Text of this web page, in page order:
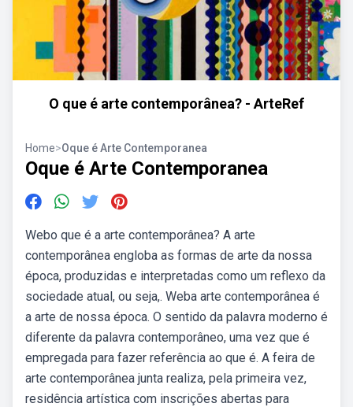
O que é arte contemporânea? - ArteRef
Home>Oque é Arte Contemporanea
Oque é Arte Contemporanea
Webo que é a arte contemporânea? A arte
contemporânea engloba as formas de arte da nossa
época, produzidas e interpretadas como um reflexo da
sociedade atual, ou seja,. Weba arte contemporânea é
a arte de nossa época. O sentido da palavra moderno é
diferente da palavra contemporâneo, uma vez que é
empregada para fazer referência ao que é. A feira de
arte contemporânea junta realiza, pela primeira vez,
residência artística com inscrições abertas para